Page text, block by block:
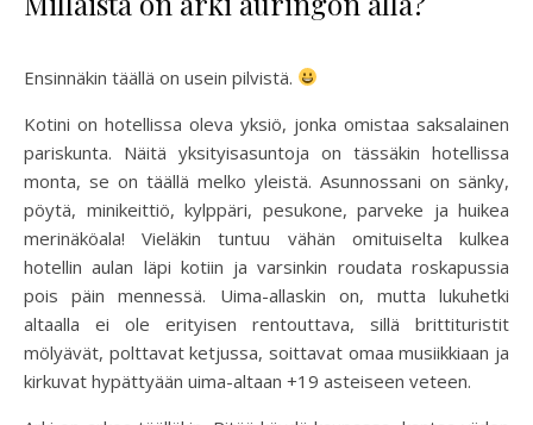
Ensinnäkin täällä on usein pilvistä.
Kotini on hotellissa oleva yksiö, jonka omistaa saksalainen
pariskunta. Näitä yksityisasuntoja on tässäkin hotellissa
monta, se on täällä melko yleistä. Asunnossani on sänky,
pöytä, minikeittiö, kylppäri, pesukone, parveke ja huikea
merinäköala! Vieläkin tuntuu vähän omituiselta kulkea
hotellin aulan läpi kotiin ja varsinkin roudata roskapussia
pois päin mennessä. Uima-allaskin on, mutta lukuhetki
altaalla ei ole erityisen rentouttava, sillä brittituristit
mölyävät, polttavat ketjussa, soittavat omaa musiikkiaan ja
kirkuvat hypättyään uima-altaan +19 asteiseen veteen.